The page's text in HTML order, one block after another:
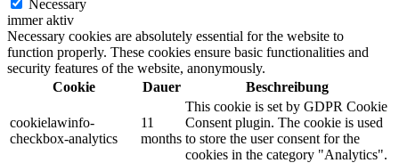
Necessary
immer aktiv
Necessary cookies are absolutely essential for the website to
function properly. These cookies ensure basic functionalities and
security features of the website, anonymously.
Cookie
Dauer Beschreibung
cookielawinfo-
checkbox-analytics
11
months
This cookie is set by GDPR Cookie
Consent plugin. The cookie is used
to store the user consent for the
cookies in the category "Analytics".